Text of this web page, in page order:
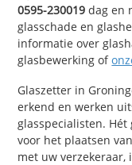
0595-230019 dag en
glasschade en
informatie over
glasbewerking of
Glaszetter in
erkend en werken
glasspecialisten.
voor het plaatsen
met uw